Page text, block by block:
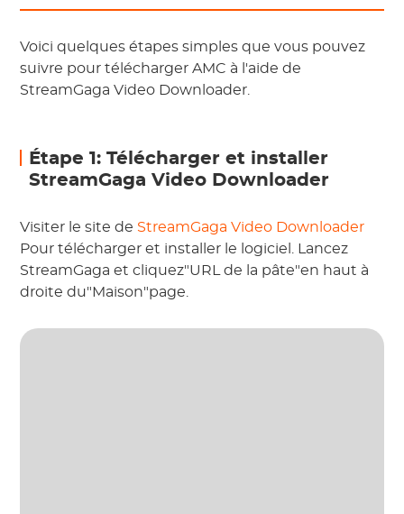
Voici quelques étapes simples que vous pouvez
suivre pour télécharger AMC à l'aide de
StreamGaga Video Downloader.
Étape 1: Télécharger et installer
StreamGaga Video Downloader
Visiter le site de StreamGaga Video Downloader
Pour télécharger et installer le logiciel. Lancez
StreamGaga et cliquez"URL de la pâte"en haut à
droite du"Maison"page.